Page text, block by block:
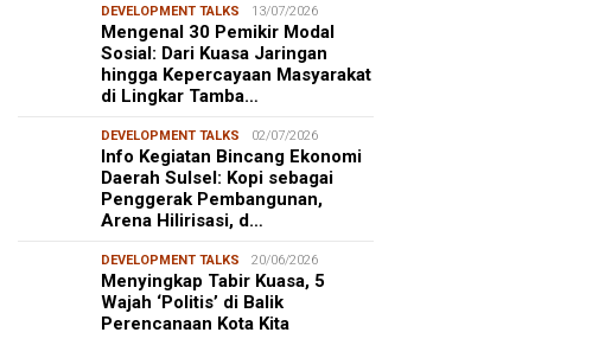
DEVELOPMENT TALKS 13/07/2026
Mengenal 30 Pemikir Modal
Sosial: Dari Kuasa Jaringan
hingga Kepercayaan Masyarakat
di Lingkar Tamba…
DEVELOPMENT TALKS 02/07/2026
Info Kegiatan Bincang Ekonomi
Daerah Sulsel: Kopi sebagai
Penggerak Pembangunan,
Arena Hilirisasi, d…
DEVELOPMENT TALKS 20/06/2026
Menyingkap Tabir Kuasa, 5
Wajah ‘Politis’ di Balik
Perencanaan Kota Kita